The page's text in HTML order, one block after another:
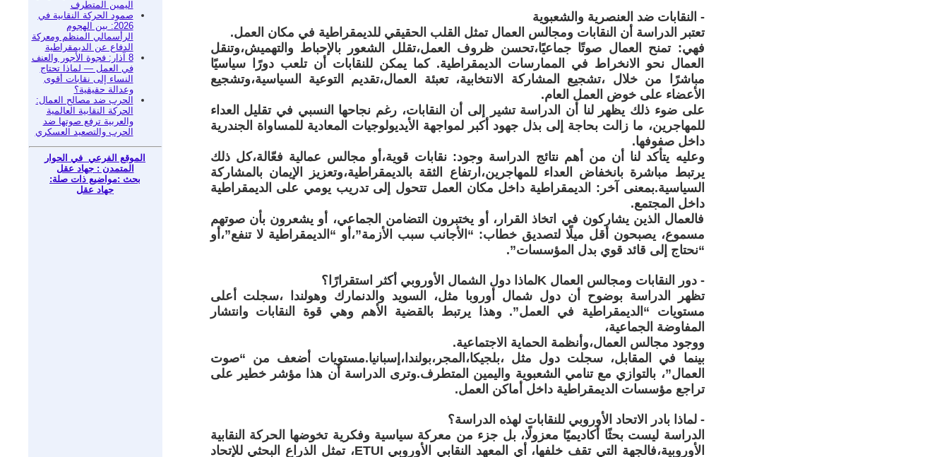
اليمين المتطرف
صمود الحركة النقابية في
2026: بين الهجوم
الرأسمالي المنظم ومعركة
الدفاع عن الديمقراطية
8 آذار: فجوة الأجور والعنف
في العمل — لماذا تحتاج
النساء إلى نقابات أقوى
وعدالة حقيقية؟
الحرب ضد مصالح العمال:
الحركة النقابية العالمية
والعربية ترفع صوتها ضد
الحرب والتصعيد العسكري
الموقع الفرعي في الحوار
المتمدن : جهاد عقل
بحث :مواضيع ذات صلة:
جهاد عقل
- النقابات ضد العنصرية والشعبوية
تعتبر الدراسة أن النقابات ومجالس العمال تمثل القلب الحقيقي للديمقراطية في مكان العمل.
فهي: تمنح العمال صوتًا جماعيًا،تحسن ظروف العمل،تقلل الشعور بالإحباط والتهميش،وتنقل
العمال نحو الانخراط في الممارسات الديمقراطية. كما يمكن للنقابات أن تلعب دورًا سياسيًا
مباشرًا من خلال ،تشجيع المشاركة الانتخابية، تعبئة العمال،تقديم التوعية السياسية،وتشجيع
الأعضاء على خوض العمل العام.
على ضوء ذلك يظهر لنا أن الدراسة تشير إلى أن النقابات، رغم نجاحها النسبي في تقليل العداء
للمهاجرين، ما زالت بحاجة إلى بذل جهود أكبر لمواجهة الأيديولوجيات المعادية للمساواة الجندرية
داخل صفوفها.
وعليه يتأكد لنا أن من أهم نتائج الدراسة وجود: نقابات قوية،أو مجالس عمالية فعّالة،كل ذلك
يرتبط مباشرة بانخفاض العداء للمهاجرين،ارتفاع الثقة بالديمقراطية،وتعزيز الإيمان بالمشاركة
السياسية.بمعنى آخر: الديمقراطية داخل مكان العمل تتحول إلى تدريب يومي على الديمقراطية
داخل المجتمع.
فالعمال الذين يشاركون في اتخاذ القرار، أو يختبرون التضامن الجماعي، أو يشعرون بأن صوتهم
مسموع، يصبحون أقل ميلًا لتصديق خطاب: “الأجانب سبب الأزمة”،أو “الديمقراطية لا تنفع”،أو
“نحتاج إلى قائد قوي بدل المؤسسات”.
- دور النقابات ومجالس العمال Kلماذا دول الشمال الأوروبي أكثر استقرارًا؟
تظهر الدراسة بوضوح أن دول شمال أوروبا مثل، السويد والدنمارك وهولندا ،سجلت أعلى
مستويات “الديمقراطية في العمل”. وهذا يرتبط بالقضية الأهم وهي قوة النقابات وانتشار
المفاوضة الجماعية،
ووجود مجالس العمال،وأنظمة الحماية الاجتماعية.
بينما في المقابل، سجلت دول مثل ،بلجيكا،المجر،بولندا،إسبانيا.مستويات أضعف من “صوت
العمال”، بالتوازي مع تنامي الشعبوية واليمين المتطرف.وترى الدراسة أن هذا مؤشر خطير على
تراجع مؤسسات الديمقراطية داخل أماكن العمل.
- لماذا بادر الاتحاد الأوروبي للنقابات لهذه الدراسة؟
الدراسة ليست بحثًا أكاديميًا معزولًا، بل جزء من معركة سياسية وفكرية تخوضها الحركة النقابية
الأوروبية،فالجهة التي تقف خلفها، أي المعهد النقابي الأوروبي ETUI، تمثل الذراع البحثي للإتحاد